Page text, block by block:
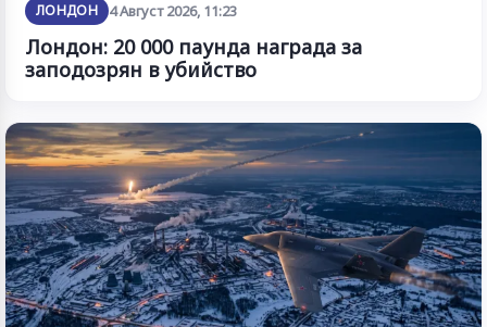
ЛОНДОН 4 Август 2026, 11:23
Лондон: 20 000 паунда награда за
заподозрян в убийство